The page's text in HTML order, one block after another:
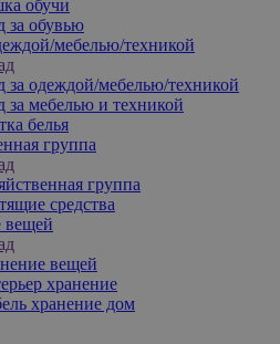
обучи
за обувью
мебелью/техникой
за одеждой/мебелью/техникой
за мебелью и техникой
белья
группа
группа
средства
вещей
вещей
хранение
хранение дом